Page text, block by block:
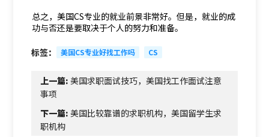
总之，美国CS专业的就业前景非常好。但是，就业的成
功与否还是要取决于个人的努力和准备。
标签： 美国CS专业好找工作吗 CS
上一篇:美国求职面试技巧，美国找工作面试注意
事项
下一篇:美国比较靠谱的求职机构，美国留学生求
职机构